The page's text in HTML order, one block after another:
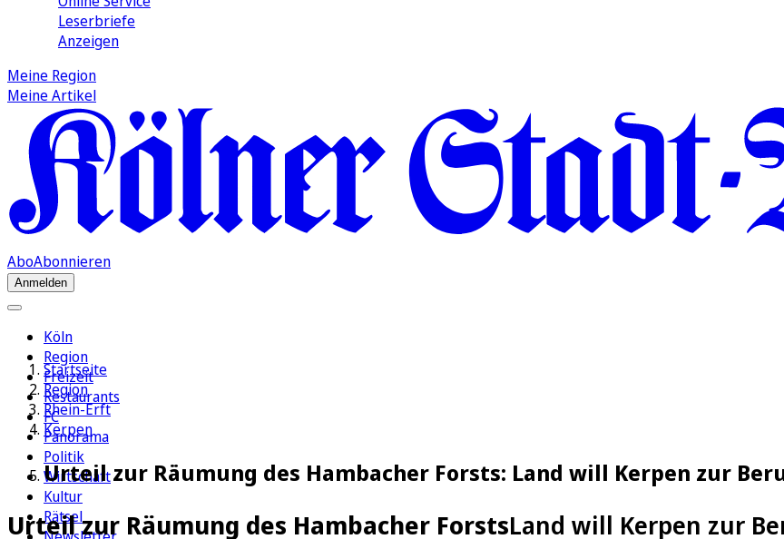
Leserbriefe
Anzeigen
Meine Region
Meine Artikel
AboAbonnieren
Anmelden
Köln
Region
Freizeit
Restaurants
FC
Panorama
Politik
Wirtschaft
Kultur
Rätsel
Startseite
Region
Rhein-Erft
Kerpen
Urteil zur Räumung des Hambacher Forsts: Land will Kerpen zur
Urteil zur Räumung des Hambacher ForstsLand will Kerpen zur